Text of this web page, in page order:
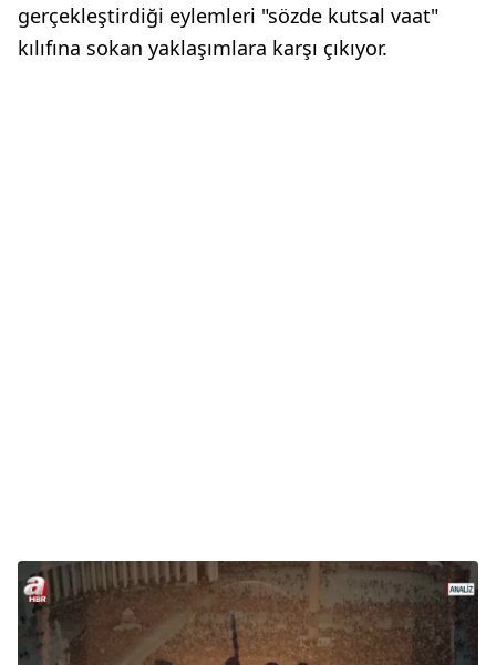
gerçekleştirdiği eylemleri "sözde kutsal vaat"
kılıfına sokan yaklaşımlara karşı çıkıyor.